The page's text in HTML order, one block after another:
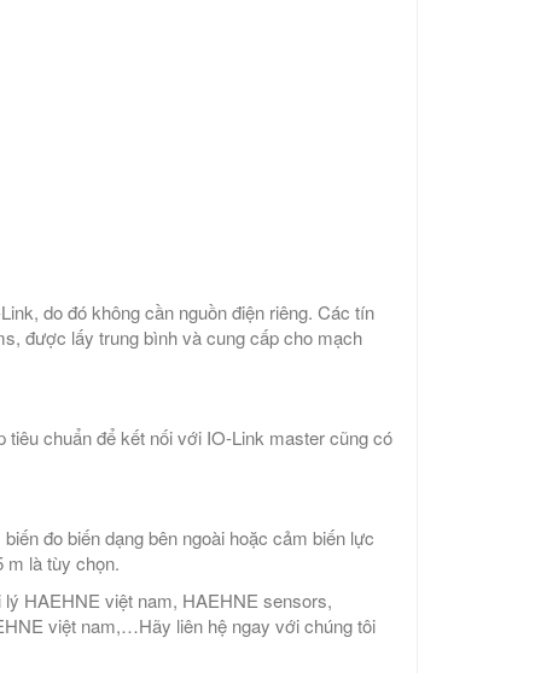
do đó không cần nguồn điện riêng. Các tín
được lấy trung bình và cung cấp cho mạch
chuẩn để kết nối với IO-Link master cũng có
đo biến dạng bên ngoài hoặc cảm biến lực
m là tùy chọn.
HAEHNE việt nam, HAEHNE sensors,
việt nam,…Hãy liên hệ ngay với chúng tôi